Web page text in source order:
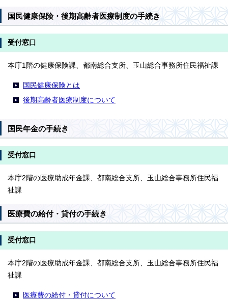
国民健康保険・後期高齢者医療制度の手続き
受付窓口
本庁1階の健康保険課、都南総合支所、玉山総合事務所住民福祉課
国民健康保険とは
後期高齢者医療制度について
国民年金の手続き
受付窓口
本庁2階の医療助成年金課、都南総合支所、玉山総合事務所住民福
祉課
医療費の給付・貸付の手続き
受付窓口
本庁2階の医療助成年金課、都南総合支所、玉山総合事務所住民福
祉課
医療費の給付・貸付について